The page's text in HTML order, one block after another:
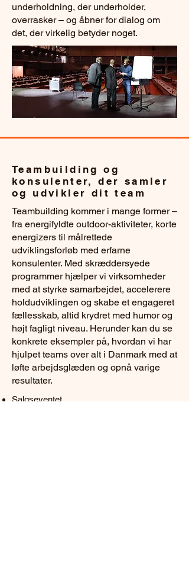
underholdning, der underholder,
overrasker – og åbner for dialog om
det, der virkelig betyder noget.
Teambuilding og
konsulenter, der samler
og udvikler dit team
Teambuilding kommer i mange former –
fra energifyldte outdoor-aktiviteter, korte
energizers til målrettede
udviklingsforløb med erfarne
konsulenter. Med skræddersyede
programmer hjælper vi virksomheder
med at styrke samarbejdet, accelerere
holdudviklingen og skabe et engageret
fællesskab, altid krydret med humor og
højt fagligt niveau. Herunder kan du se
konkrete eksempler på, hvordan vi har
hjulpet teams over alt i Danmark med at
løfte arbejdsglæden og opnå varige
resultater.
Salgseventet